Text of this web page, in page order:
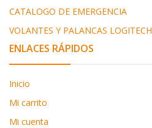
CATALOGO DE EMERGENCIA
VOLANTES Y PALANCAS LOGITECH
ENLACES RÁPIDOS
Inicio
Mi carrito
Mi cuenta